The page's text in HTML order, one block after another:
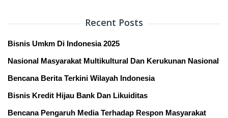
Recent Posts
Bisnis Umkm Di Indonesia 2025
Nasional Masyarakat Multikultural Dan Kerukunan Nasional
Bencana Berita Terkini Wilayah Indonesia
Bisnis Kredit Hijau Bank Dan Likuiditas
Bencana Pengaruh Media Terhadap Respon Masyarakat